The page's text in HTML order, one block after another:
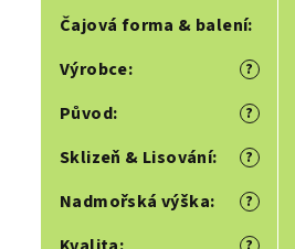
Čajová forma & balení:
?
Výrobce:
?
Původ:
?
Sklizeň & Lisování:
?
Nadmořská výška: